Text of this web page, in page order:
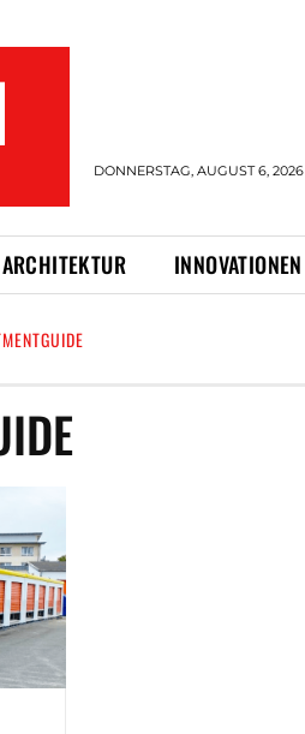
DONNERSTAG, AUGUST 6, 2026
ARCHITEKTUR INNOVATIONEN